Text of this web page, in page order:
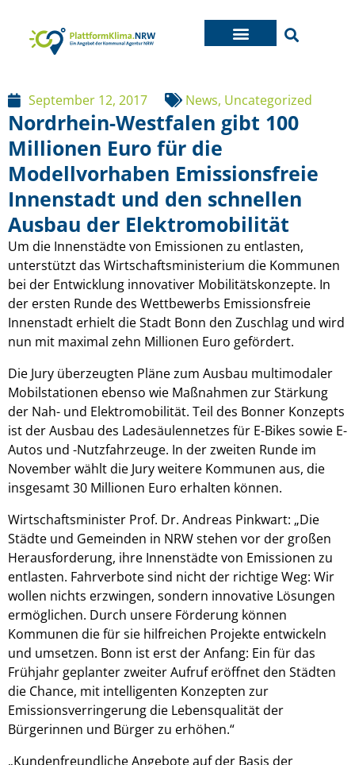
September 12, 2017 News, Uncategorized
Nordrhein-Westfalen gibt 100
Millionen Euro für die
Modellvorhaben Emissionsfreie
Innenstadt und den schnellen
Ausbau der Elektromobilität
Um die Innenstädte von Emissionen zu entlasten,
unterstützt das Wirtschaftsministerium die Kommunen
bei der Entwicklung innovativer Mobilitätskonzepte. In
der ersten Runde des Wettbewerbs Emissionsfreie
Innenstadt erhielt die Stadt Bonn den Zuschlag und wird
nun mit maximal zehn Millionen Euro gefördert.
Die Jury überzeugten Pläne zum Ausbau multimodaler
Mobilstationen ebenso wie Maßnahmen zur Stärkung
der Nah- und Elektromobilität. Teil des Bonner Konzepts
ist der Ausbau des Ladesäulennetzes für E-Bikes sowie E-
Autos und -Nutzfahrzeuge. In der zweiten Runde im
November wählt die Jury weitere Kommunen aus, die
insgesamt 30 Millionen Euro erhalten können.
Wirtschaftsminister Prof. Dr. Andreas Pinkwart: „Die
Städte und Gemeinden in NRW stehen vor der großen
Herausforderung, ihre Innenstädte von Emissionen zu
entlasten. Fahrverbote sind nicht der richtige Weg: Wir
wollen nichts erzwingen, sondern innovative Lösungen
ermöglichen. Durch unsere Förderung können
Kommunen die für sie hilfreichen Projekte entwickeln
und umsetzen. Bonn ist erst der Anfang: Ein für das
Frühjahr geplanter zweiter Aufruf eröffnet den Städten
die Chance, mit intelligenten Konzepten zur
Emissionsverringerung die Lebensqualität der
Bürgerinnen und Bürger zu erhöhen.“
„Kundenfreundliche Angebote auf der Basis der